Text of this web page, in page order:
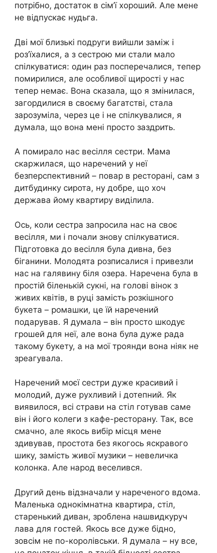
потрібно, достаток в сім’ї хороший. Але мене
не відпускає нудьга.
Дві мої близькі подруги вийшли заміж і
роз’їхалися, а з сестрою ми стали мало
спілкуватися: один раз посперечалися, тепер
помирилися, але особливої щирості у нас
тепер немає. Вона сказала, що я змінилася,
загордилися в своєму багатстві, стала
зарозуміла, через це і не спілкувалися, я
думала, що вона мені просто заздрить.
А помирало нас весілля сестри. Мама
скаржилася, що наречений у неї
безперспективний – повар в ресторані, сам з
дитбудинку сирота, ну добре, що хоч
держава йому квартиру виділила.
Ось, коли сестра запросила нас на своє
весілля, ми і почали знову спілкуватися.
Підготовка до весілля була дивна, без
біганини. Молодята розписалися і привезли
нас на галявину біля озера. Наречена була в
простій біленькій сукні, на голові вінок з
живих квітів, в руці замість розкішного
букета – ромашки, це їй наречений
подарував. Я думала – він просто шкодує
грошей для неї, але вона була дуже рада
такому букету, а на мої троянди вона ніяк не
зреагувала.
Наречений моєї сестри дуже красивий і
молодий, дуже рухливий і дотепний. Як
виявилося, всі страви на стіл готував саме
він і його колеги з кафе-ресторану. Так, все
смачно, але якось вибір місця мене
здивував, простота без якогось яскравого
шику, замість живої музики – невеличка
колонка. Але народ веселився.
Другий день відзначали у нареченого вдома.
Маленька однокімнатна квартира, стіл,
старенький диван, зроблена нашвидкуруч
лава для гостей. Якось все дуже бідно,
зовсім не по-королівськи. Я думала – ну все,